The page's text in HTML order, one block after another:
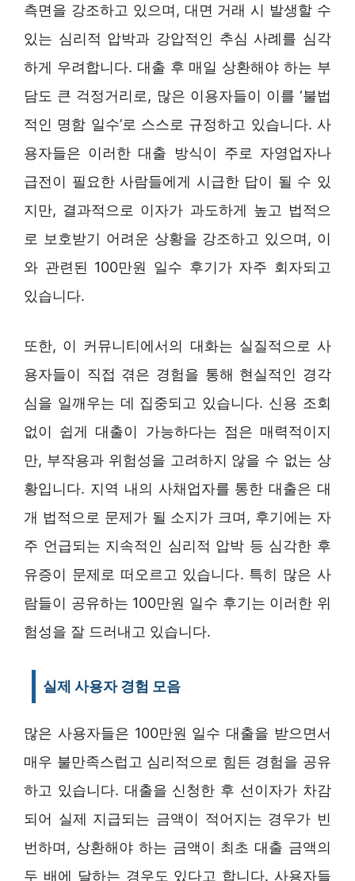
측면을 강조하고 있으며, 대면 거래 시 발생할 수
있는 심리적 압박과 강압적인 추심 사례를 심각
하게 우려합니다. 대출 후 매일 상환해야 하는 부
담도 큰 걱정거리로, 많은 이용자들이 이를 ‘불법
적인 명함 일수’로 스스로 규정하고 있습니다. 사
용자들은 이러한 대출 방식이 주로 자영업자나
급전이 필요한 사람들에게 시급한 답이 될 수 있
지만, 결과적으로 이자가 과도하게 높고 법적으
로 보호받기 어려운 상황을 강조하고 있으며, 이
와 관련된 100만원 일수 후기가 자주 회자되고
있습니다.
또한, 이 커뮤니티에서의 대화는 실질적으로 사
용자들이 직접 겪은 경험을 통해 현실적인 경각
심을 일깨우는 데 집중되고 있습니다. 신용 조회
없이 쉽게 대출이 가능하다는 점은 매력적이지
만, 부작용과 위험성을 고려하지 않을 수 없는 상
황입니다. 지역 내의 사채업자를 통한 대출은 대
개 법적으로 문제가 될 소지가 크며, 후기에는 자
주 언급되는 지속적인 심리적 압박 등 심각한 후
유증이 문제로 떠오르고 있습니다. 특히 많은 사
람들이 공유하는 100만원 일수 후기는 이러한 위
험성을 잘 드러내고 있습니다.
실제 사용자 경험 모음
많은 사용자들은 100만원 일수 대출을 받으면서
매우 불만족스럽고 심리적으로 힘든 경험을 공유
하고 있습니다. 대출을 신청한 후 선이자가 차감
되어 실제 지급되는 금액이 적어지는 경우가 빈
번하며, 상환해야 하는 금액이 최초 대출 금액의
두 배에 달하는 경우도 있다고 합니다. 사용자들